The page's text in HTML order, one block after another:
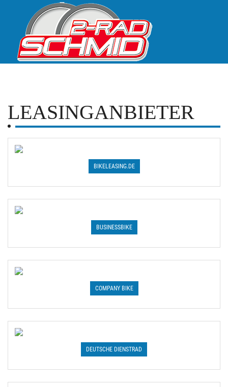
LEASINGANBIETER
BIKELEASING.DE
BUSINESSBIKE
COMPANY BIKE
DEUTSCHE DIENSTRAD